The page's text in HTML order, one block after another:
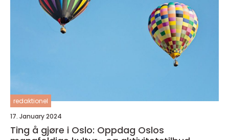
redaktionel
17. January 2024
Ting å gjøre i Oslo: Oppdag Oslos